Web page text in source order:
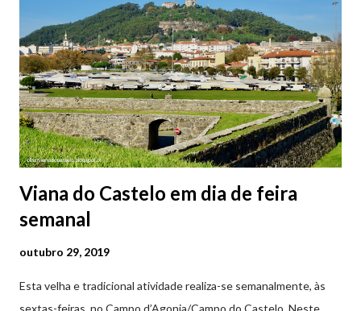
Viana do Castelo em dia de feira
semanal
outubro 29, 2019
Esta velha e tradicional atividade realiza-se semanalmente, às
sextas-feiras, no Campo d’Agonia/Campo do Castelo. Neste